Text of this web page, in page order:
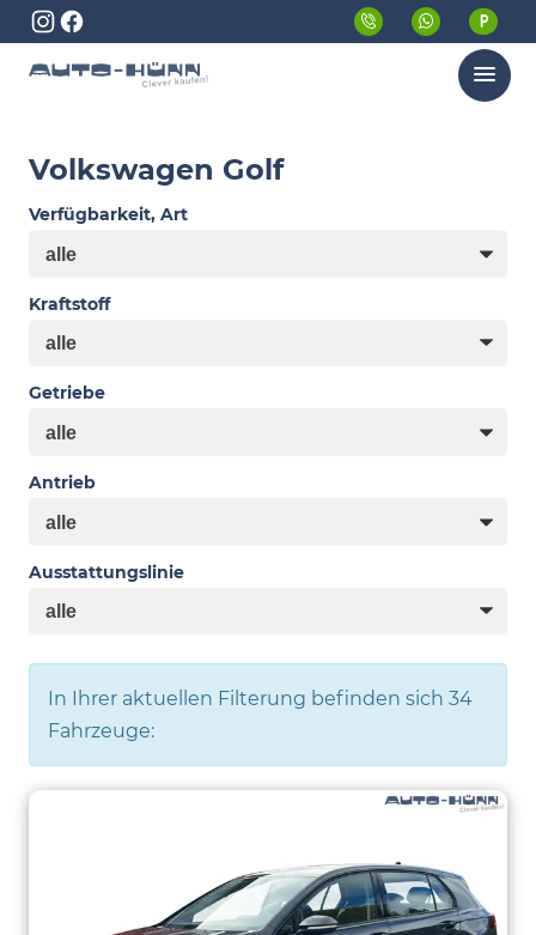
Menü
Volkswagen Golf
Verfügbarkeit, Art
Kraftstoff
Getriebe
Antrieb
Ausstattungslinie
In Ihrer aktuellen Filterung befinden sich 34
Fahrzeuge: